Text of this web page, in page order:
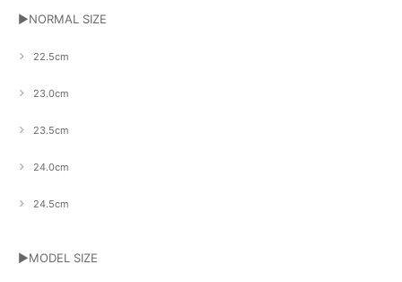
▶NORMAL SIZE
22.5cm
23.0cm
23.5cm
24.0cm
24.5cm
▶MODEL SIZE